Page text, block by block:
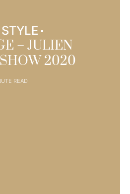
– JULIEN
2020
READ